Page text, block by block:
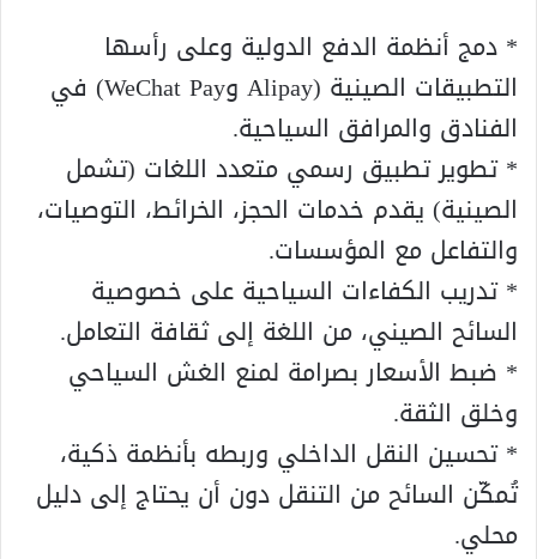
* دمج أنظمة الدفع الدولية وعلى رأسها
التطبيقات الصينية (Alipay وWeChat Pay) في
الفنادق والمرافق السياحية.
* تطوير تطبيق رسمي متعدد اللغات (تشمل
الصينية) يقدم خدمات الحجز، الخرائط، التوصيات،
والتفاعل مع المؤسسات.
* تدريب الكفاءات السياحية على خصوصية
السائح الصيني، من اللغة إلى ثقافة التعامل.
* ضبط الأسعار بصرامة لمنع الغش السياحي
وخلق الثقة.
* تحسين النقل الداخلي وربطه بأنظمة ذكية،
تُمكّن السائح من التنقل دون أن يحتاج إلى دليل
محلي.